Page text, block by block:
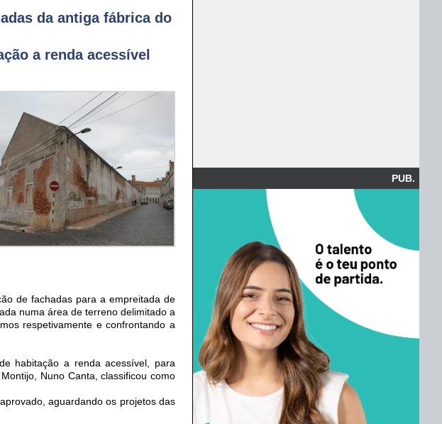
da antiga fábrica do
a renda acessível
de fachadas para a empreitada de
numa área de terreno delimitado a
respetivamente e confrontando a
habitação a renda acessível, para
Nuno Canta, classificou como
aguardando os projetos das
PUB.